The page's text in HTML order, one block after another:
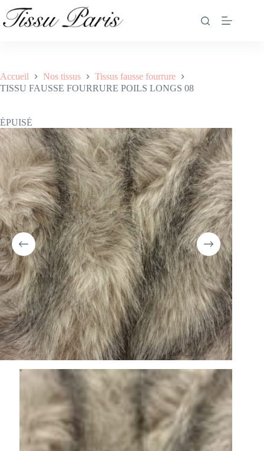
Accueil Nos tissus
Tissus fausse fourrure
TISSU FAUSSE FOURRURE POILS LONGS 08
ÉPUISÉ